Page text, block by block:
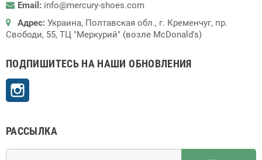
Email: info@mercury-shoes.com
Адрес: Украина, Полтавская обл., г. Кременчуг, пр.
Свободи, 55, ТЦ "Меркурий" (возле McDonald's)
ПОДПИШИТЕСЬ НА НАШИ ОБНОВЛЕНИЯ
РАССЫЛКА